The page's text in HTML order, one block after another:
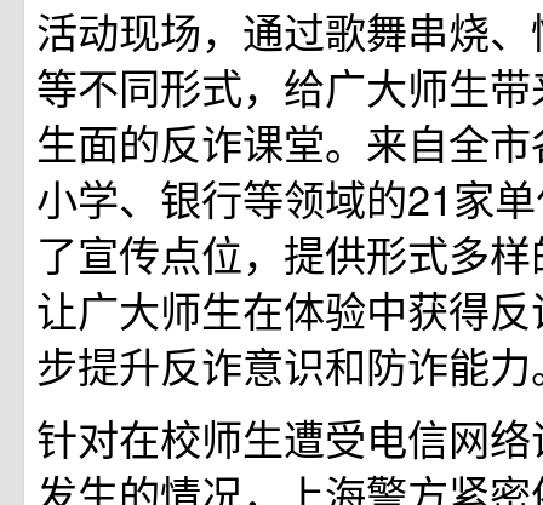
活动现场，通过歌舞串烧
等不同形式，给广大师生
生面的反诈课堂。来自全
小学、银行等领域的21家
了宣传点位，提供形式多
让广大师生在体验中获得
步提升反诈意识和防诈能力
针对在校师生遭受电信网